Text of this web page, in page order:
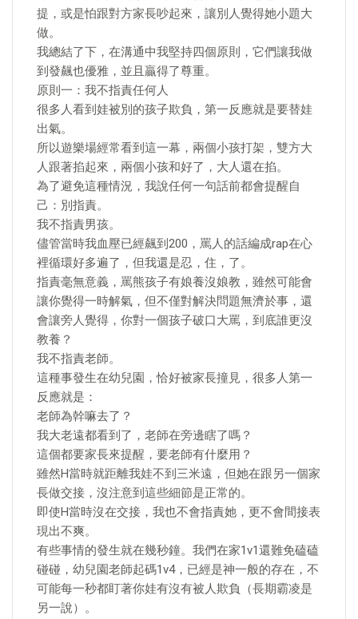
提，或是怕跟對方家長吵起來，讓別人覺得她小題大
做。
我總結了下，在溝通中我堅持四個原則，它們讓我做
到發飆也優雅，並且贏得了尊重。
原則一：我不指責任何人
很多人看到娃被別的孩子欺負，第一反應就是要替娃
出氣。
所以遊樂場經常看到這一幕，兩個小孩打架，雙方大
人跟著掐起來，兩個小孩和好了，大人還在掐。
為了避免這種情況，我說任何一句話前都會提醒自
己：別指責。
我不指責男孩。
儘管當時我血壓已經飆到200，罵人的話編成rap在心
裡循環好多遍了，但我還是忍，住，了。
指責毫無意義，罵熊孩子有娘養沒娘教，雖然可能會
讓你覺得一時解氣，但不僅對解決問題無濟於事，還
會讓旁人覺得，你對一個孩子破口大罵，到底誰更沒
教養？
我不指責老師。
這種事發生在幼兒園，恰好被家長撞見，很多人第一
反應就是：
老師為幹嘛去了？
我大老遠都看到了，老師在旁邊瞎了嗎？
這個都要家長來提醒，要老師有什麼用？
雖然H當時就距離我娃不到三米遠，但她在跟另一個家
長做交接，沒注意到這些細節是正常的。
即使H當時沒在交接，我也不會指責她，更不會間接表
現出不爽。
有些事情的發生就在幾秒鐘。我們在家1v1還難免磕磕
碰碰，幼兒園老師起碼1v4，已經是神一般的存在，不
可能每一秒都盯著你娃有沒有被人欺負（長期霸凌是
另一說）。